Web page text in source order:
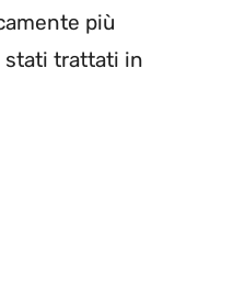
più
stati trattati in